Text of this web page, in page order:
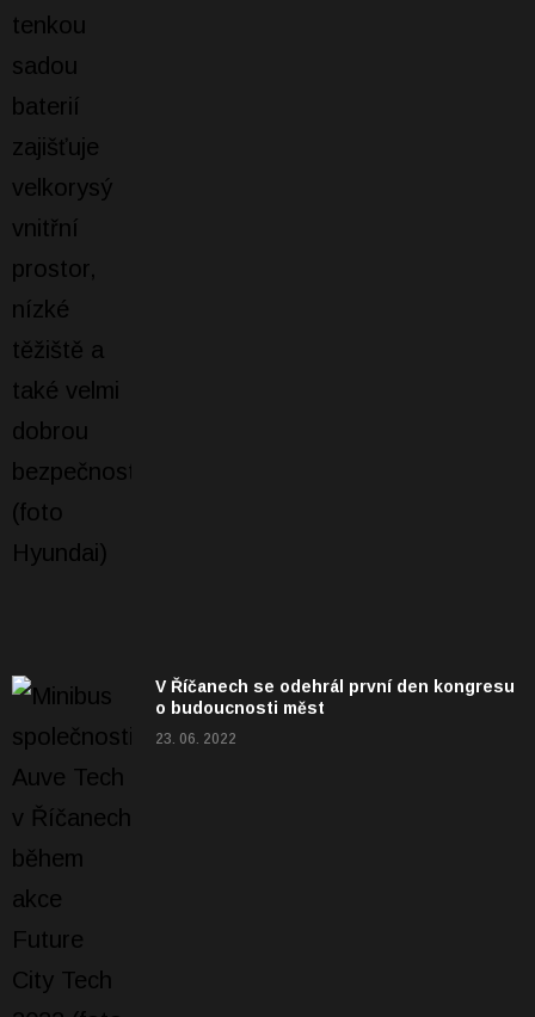
V Říčanech se odehrál první den kongresu
o budoucnosti měst
23. 06. 2022